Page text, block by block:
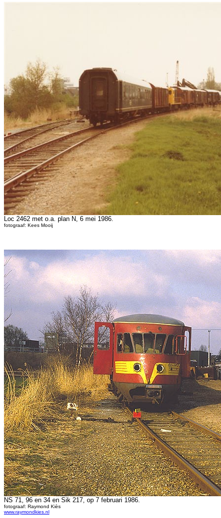
Loc 2462 met o.a. plan N, 6 mei 1986.
fotograaf: Kees Mooij
NS 71, 96 en 34 en Sik 217, op 7 februari 1986.
fotograaf: Raymond Kiès
www.raymondkies.nl